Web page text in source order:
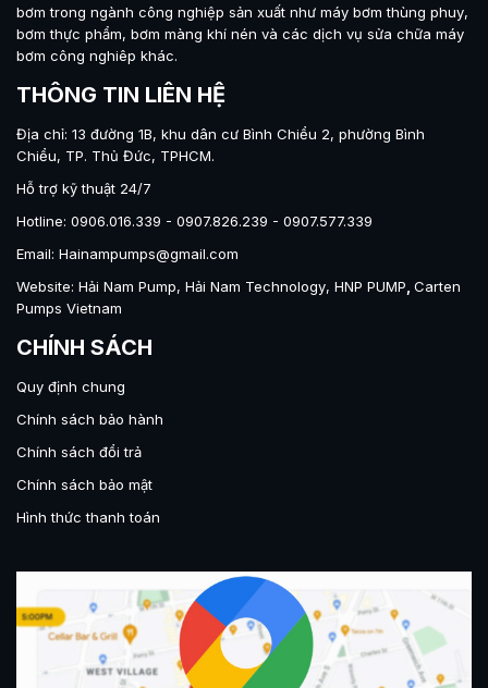
bơm trong ngành công nghiệp sản xuất như máy bơm thùng phuy,
bơm thực phẩm, bơm màng khí nén và các dịch vụ sửa chữa máy
bơm công nghiêp khác.
THÔNG TIN LIÊN HỆ
Địa chỉ: 13 đường 1B, khu dân cư Bình Chiểu 2, phường Bình
Chiểu, TP. Thủ Đức, TPHCM.
Hỗ trợ kỹ thuật 24/7
Hotline: 0906.016.339 - 0907.826.239 - 0907.577.339
Email: Hainampumps@gmail.com
Website: Hải Nam Pump, Hải Nam Technology, HNP PUMP Carten
Pumps Vietnam
CHÍNH SÁCH
Quy định chung
Chính sách bảo hành
Chính sách đổi trả
Chính sách bảo mật
Hình thức thanh toán